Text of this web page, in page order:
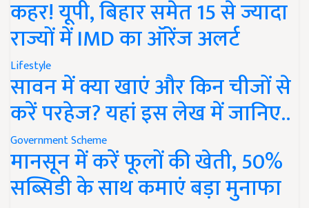
कहर! यूपी, बिहार समेत 15 से ज्यादा
राज्यों में IMD का ऑरेंज अलर्ट
Lifestyle
सावन में क्या खाएं और किन चीजों से
करें परहेज? यहां इस लेख में जानिए..
Government Scheme
मानसून में करें फूलों की खेती, 50%
सब्सिडी के साथ कमाएं बड़ा मुनाफा